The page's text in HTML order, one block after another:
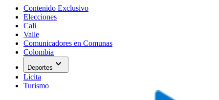
Contenido Exclusivo
Elecciones
Cali
Valle
Comunicadores en Comunas
Colombia
Deportes expand_more
Licita
Turismo